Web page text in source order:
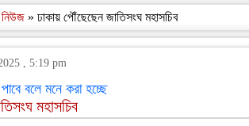
নিউজ » ঢাকায় পৌঁছেছেন জাতিসংঘ মহাসচিব
, 5:19 pm
বলে মনে করা হচ্ছে
মহাসচিব